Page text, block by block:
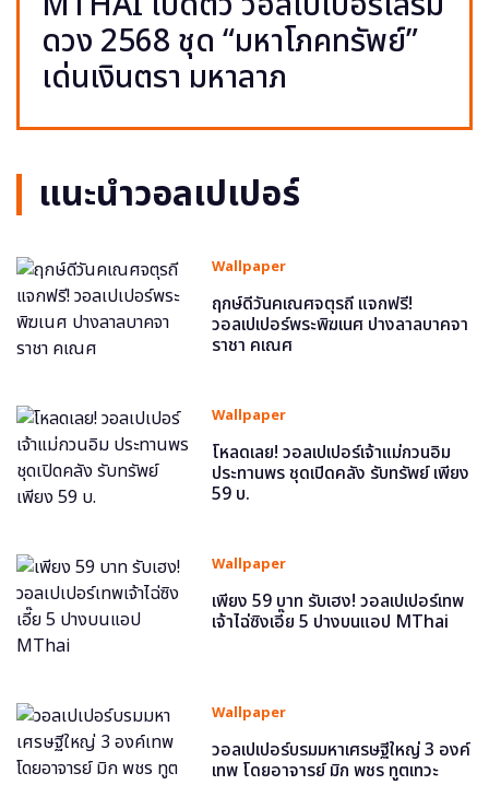
ดวง 2568 ชุด “มหาโภคทรัพย์”
เด่นเงินตรา มหาลาภ
แนะนำวอลเปเปอร์
Wallpaper
ฤกษ์ดีวันคเณศจตุรถี แจกฟรี!
วอลเปเปอร์พระพิฆเนศ ปางลาลบาคจา
ราชา คเณศ
Wallpaper
โหลดเลย! วอลเปเปอร์เจ้าแม่กวนอิม
ประทานพร ชุดเปิดคลัง รับทรัพย์ เพียง
59 บ.
Wallpaper
เพียง 59 บาท รับเฮง! วอลเปเปอร์เทพ
เจ้าไฉ่ซิงเอี๊ย 5 ปางบนแอป MThai
Wallpaper
วอลเปเปอร์บรมมหาเศรษฐีใหญ่ 3 องค์
เทพ โดยอาจารย์ มิก พชร ทูตเทวะ